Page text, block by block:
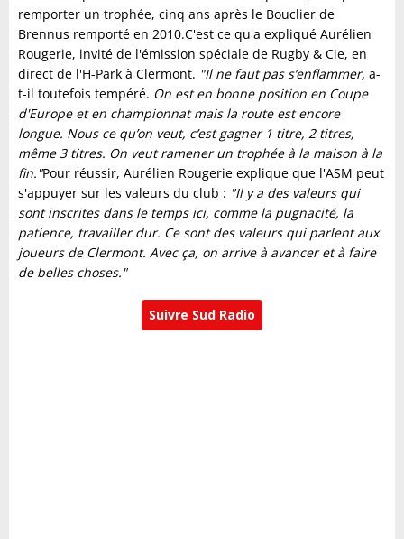
remporter un trophée, cinq ans après le Bouclier de
Brennus remporté en 2010.C'est ce qu'a expliqué Aurélien
Rougerie, invité de l'émission spéciale de Rugby & Cie, en
direct de l'H-Park à Clermont. "Il ne faut pas s’enflammer, a-
t-il toutefois tempéré. On est en bonne position en Coupe
d'Europe et en championnat mais la route est encore
longue. Nous ce qu’on veut, c’est gagner 1 titre, 2 titres,
même 3 titres. On veut ramener un trophée à la maison à la
fin."Pour réussir, Aurélien Rougerie explique que l'ASM peut
s'appuyer sur les valeurs du club : "Il y a des valeurs qui
sont inscrites dans le temps ici, comme la pugnacité, la
patience, travailler dur. Ce sont des valeurs qui parlent aux
joueurs de Clermont. Avec ça, on arrive à avancer et à faire
de belles choses."
Suivre Sud Radio